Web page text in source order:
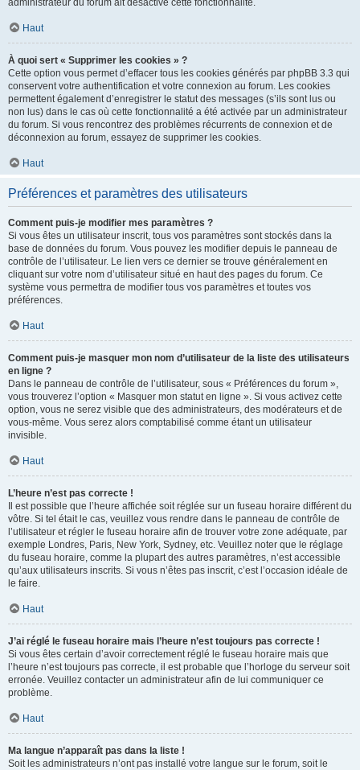
administrateur du forum ait désactivé cette fonctionnalité.
Haut
À quoi sert « Supprimer les cookies » ?
Cette option vous permet d’effacer tous les cookies générés par phpBB 3.3 qui
conservent votre authentification et votre connexion au forum. Les cookies
permettent également d’enregistrer le statut des messages (s’ils sont lus ou
non lus) dans le cas où cette fonctionnalité a été activée par un administrateur
du forum. Si vous rencontrez des problèmes récurrents de connexion et de
déconnexion au forum, essayez de supprimer les cookies.
Haut
Préférences et paramètres des utilisateurs
Comment puis-je modifier mes paramètres ?
Si vous êtes un utilisateur inscrit, tous vos paramètres sont stockés dans la
base de données du forum. Vous pouvez les modifier depuis le panneau de
contrôle de l’utilisateur. Le lien vers ce dernier se trouve généralement en
cliquant sur votre nom d’utilisateur situé en haut des pages du forum. Ce
système vous permettra de modifier tous vos paramètres et toutes vos
préférences.
Haut
Comment puis-je masquer mon nom d’utilisateur de la liste des utilisateurs
en ligne ?
Dans le panneau de contrôle de l’utilisateur, sous « Préférences du forum »,
vous trouverez l’option « Masquer mon statut en ligne ». Si vous activez cette
option, vous ne serez visible que des administrateurs, des modérateurs et de
vous-même. Vous serez alors comptabilisé comme étant un utilisateur
invisible.
Haut
L’heure n’est pas correcte !
Il est possible que l’heure affichée soit réglée sur un fuseau horaire différent du
vôtre. Si tel était le cas, veuillez vous rendre dans le panneau de contrôle de
l’utilisateur et régler le fuseau horaire afin de trouver votre zone adéquate, par
exemple Londres, Paris, New York, Sydney, etc. Veuillez noter que le réglage
du fuseau horaire, comme la plupart des autres paramètres, n’est accessible
qu’aux utilisateurs inscrits. Si vous n’êtes pas inscrit, c’est l’occasion idéale de
le faire.
Haut
J’ai réglé le fuseau horaire mais l’heure n’est toujours pas correcte !
Si vous êtes certain d’avoir correctement réglé le fuseau horaire mais que
l’heure n’est toujours pas correcte, il est probable que l’horloge du serveur soit
erronée. Veuillez contacter un administrateur afin de lui communiquer ce
problème.
Haut
Ma langue n’apparaît pas dans la liste !
Soit les administrateurs n’ont pas installé votre langue sur le forum, soit le